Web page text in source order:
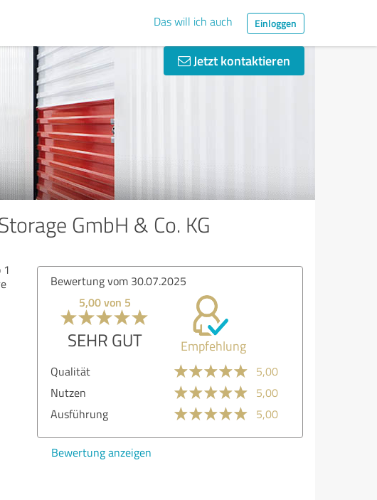
Das will ich auch Einloggen
Jetzt kontaktieren
GmbH & Co. KG
1
Bewertung vom 30.07.2025
5,00 von 5
SEHR GUT Empfehlung
Qualität
5,00
Nutzen
5,00
Leistungen
5,00
Ausführung
5,00
Beratung